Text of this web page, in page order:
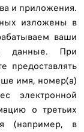
и приложения.
изложены в
ваши
данные. При
предоставлять
имя, номер(а)
электронной
о третьих
(например, в